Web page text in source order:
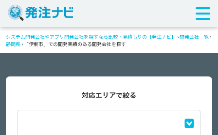
システム開発会社やアプリ開発会社を探すなら比較・見積もりの【発注ナビ】 ›開発会社一覧 ›
静岡県 › 「伊東市」での開発実績のある開発会社を探す
対応エリアで絞る